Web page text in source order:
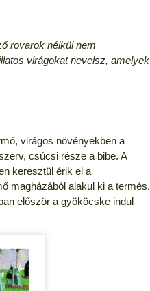
rovarok nélkül nem
virágokat nevelsz, amelyek
virágos növényekben a
csúcsi része a bibe. A
keresztül érik el a
magházából alakul ki a termés.
először a gyököcske indul